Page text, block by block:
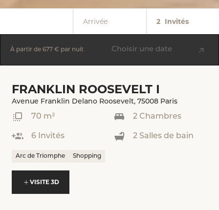
Arrivée 2 Invités
À partir de 677 € par nuit Choisir une date
FRANKLIN ROOSEVELT I
Avenue Franklin Delano Roosevelt, 75008 Paris
70 m² 2 Chambres
6 Invités 2 Salles de bain
Arc de Triomphe Shopping
VISITE 3D